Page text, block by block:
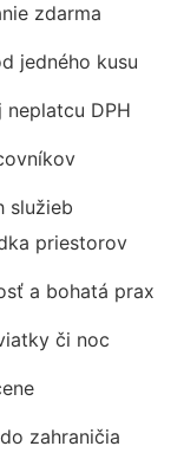
zdarma
jedného kusu
DPH
služieb
priestorov
a bohatá prax
či noc
zahraničia